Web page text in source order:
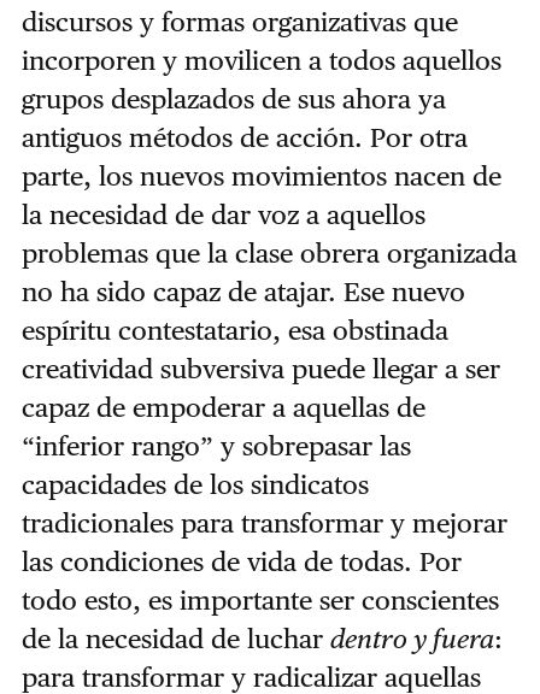
discursos y formas organizativas que
incorporen y movilicen a todos aquellos
grupos desplazados de sus ahora ya
antiguos métodos de acción. Por otra
parte, los nuevos movimientos nacen de
la necesidad de dar voz a aquellos
problemas que la clase obrera organizada
no ha sido capaz de atajar. Ese nuevo
espíritu contestatario, esa obstinada
creatividad subversiva puede llegar a ser
capaz de empoderar a aquellas de
“inferior rango” y sobrepasar las
capacidades de los sindicatos
tradicionales para transformar y mejorar
las condiciones de vida de todas. Por
todo esto, es importante ser conscientes
de la necesidad de luchar dentro y fuera:
para transformar y radicalizar aquellas